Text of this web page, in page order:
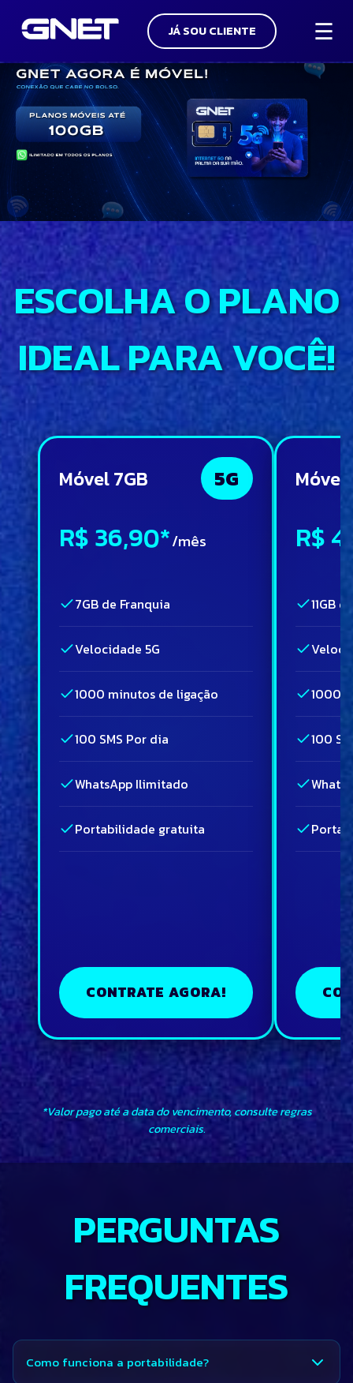
JÁ SOU CLIENTE ☰
ESCOLHA O PLANO
IDEAL PARA VOCÊ!
Móvel 7GB 5G
R$ 36,90*/mês
7GB de Franquia
Velocidade 5G
1000 minutos de ligação
100 SMS Por dia
WhatsApp Ilimitado
Portabilidade gratuita
CONTRATE AGORA!
Móvel
R$
11GB
1000
100
*Valor pago até a data do vencimento, consulte regras
comerciais.
PERGUNTAS
FREQUENTES
Como funciona a portabilidade?